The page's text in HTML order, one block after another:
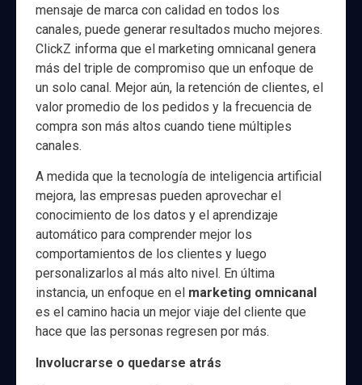
mensaje de marca con calidad en todos los
canales, puede generar resultados mucho mejores.
ClickZ informa que el marketing omnicanal genera
más del triple de compromiso que un enfoque de
un solo canal. Mejor aún, la retención de clientes, el
valor promedio de los pedidos y la frecuencia de
compra son más altos cuando tiene múltiples
canales.
A medida que la tecnología de inteligencia artificial
mejora, las empresas pueden aprovechar el
conocimiento de los datos y el aprendizaje
automático para comprender mejor los
comportamientos de los clientes y luego
personalizarlos al más alto nivel. En última
instancia, un enfoque en el marketing omnicanal
es el camino hacia un mejor viaje del cliente que
hace que las personas regresen por más.
Involucrarse o quedarse atrás